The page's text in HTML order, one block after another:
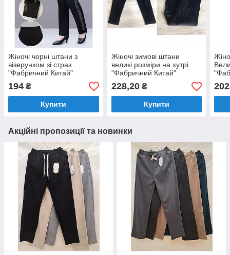
Жіночі чорні штани з
візерунком зі страз
"Фабричний Китай"
Розміри: 54,56,58 (16441)
194 ₴
Купити
Жіночі зимові штани
великі розміри на хутрі
"Фабричний Китай"
Розміри: 56,58,60 (16370)
228,20₴
Купити
Акційні пропозиції та новинки